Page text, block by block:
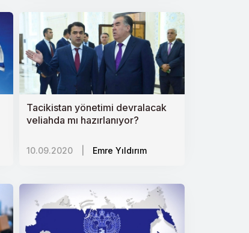
Tacikistan yönetimi devralacak
veliahda mı hazırlanıyor?
10.09.2020 Emre Yıldırım